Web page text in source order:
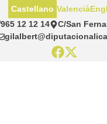
965 12 12 14
C/San
Castellano Valencià